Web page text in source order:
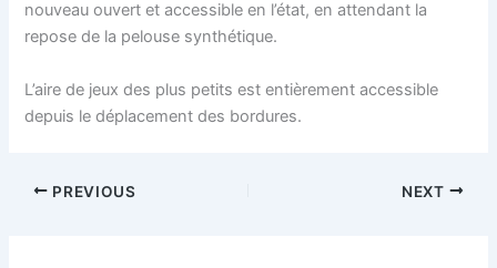
nouveau ouvert et accessible en l’état, en attendant la
repose de la pelouse synthétique.
L’aire de jeux des plus petits est entièrement accessible
depuis le déplacement des bordures.
PREVIOUS NEXT